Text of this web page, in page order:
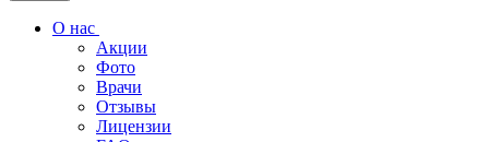
О нас
Акции
Фото
Врачи
Отзывы
Лицензии